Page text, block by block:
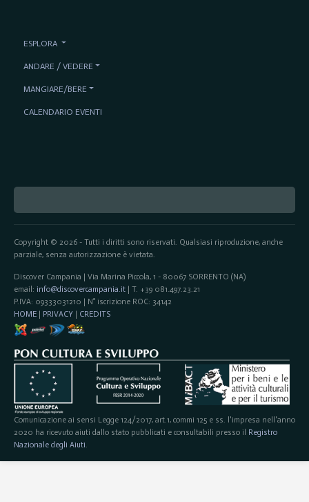
Copyright © 2026 - Tutti i diritti sono riservati. Qualsiasi riproduzione, anche
parziale, senza autorizzazione è vietata.
Discover Campania | Via Marina Piccola, 1 - 80067 SORRENTO (NA)
email: info@discovercampania.it| T. +39 081.497.23.21
P.IVA: 09333031210 | N° iscrizione ROC: 34142
HOME| PRIVACY | CREDITS
Comunicazione ai sensi Legge 124/2017, art.1, commi 125 e ss. l'impresa nell'anno
2020 ha ricevuto aiuti dallo stato pubblicati e consultabili presso il Registro
Nazionale degli Aiuti
ESPLORA
ANDARE / VEDERE
MANGIARE/BERE
CALENDARIO EVENTI